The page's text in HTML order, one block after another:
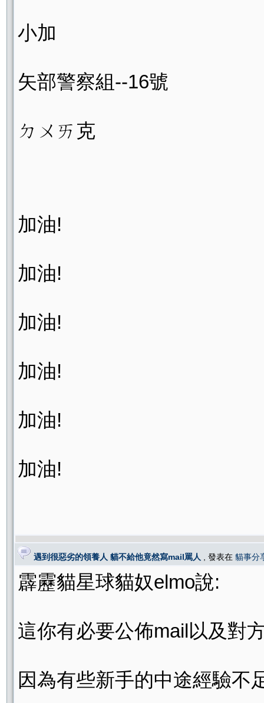
小加
矢部警察組--16號
ㄉㄨㄞ克
加油!
加油!
加油!
加油!
加油!
加油!
遇到很惡劣的領養人 貓不給他竟然寫mail罵人 , 發表在 貓事分
霹靂貓星球貓奴elmo說:
這你有必要公佈mail以及對
因為有些新手的中途經驗不